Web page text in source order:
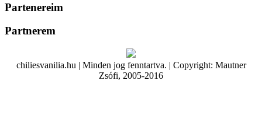
Partenereim
Partnerem
chiliesvanilia.hu | Minden jog fenntartva. | Copyright: Mautner
Zsófi, 2005-2016